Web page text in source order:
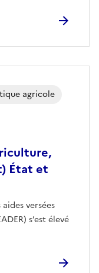
État et
versées
s’est élevé
agricole